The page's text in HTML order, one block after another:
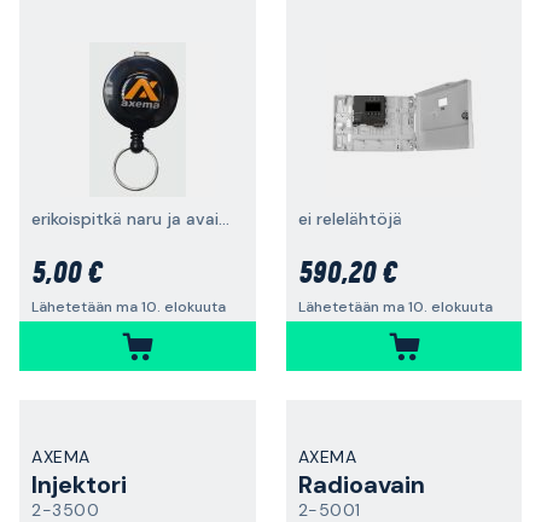
erikoispitkä naru ja avainrengas
5,00 €
Lähetetään ma 10. elokuuta
ei relelähtöjä
590,20 €
Lähetetään ma 10. elokuuta
AXEMA
Injektori
2-3500
AXEMA
Radioavain
2-5001